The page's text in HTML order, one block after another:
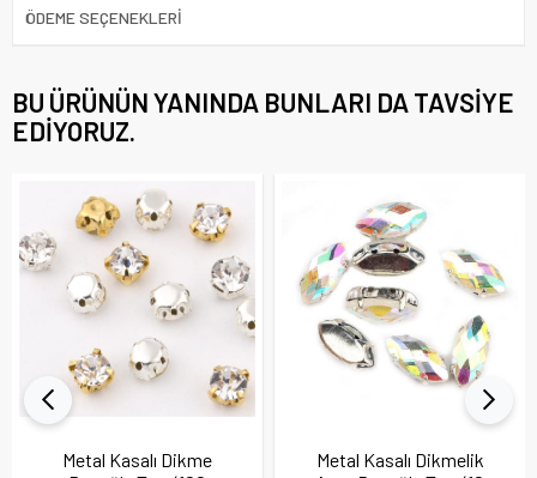
ÖDEME SEÇENEKLERI
BU ÜRÜNÜN YANINDA BUNLARI DA TAVSIYE
EDIYORUZ.
Metal Kasalı Dikme
Metal Kasalı Dikmelik